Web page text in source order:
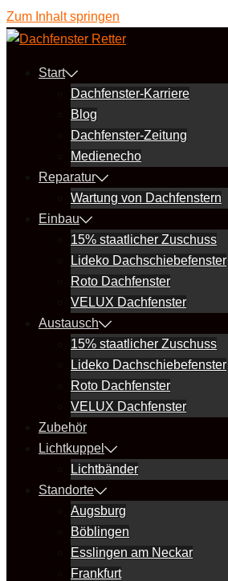
Zum Inhalt springen
Start
Dachfenster-Karriere
Blog
Dachfenster-Zeitung
Medienecho
Reparatur
Wartung von Dachfenstern
Einbau
15% staatlicher Zuschuss
Lideko Dachschiebefenster
Roto Dachfenster
VELUX Dachfenster
Austausch
15% staatlicher Zuschuss
Lideko Dachschiebefenster
Roto Dachfenster
VELUX Dachfenster
Zubehör
Lichtkuppel
Lichtbänder
Standorte
Augsburg
Böblingen
Esslingen am Neckar
Frankfurt